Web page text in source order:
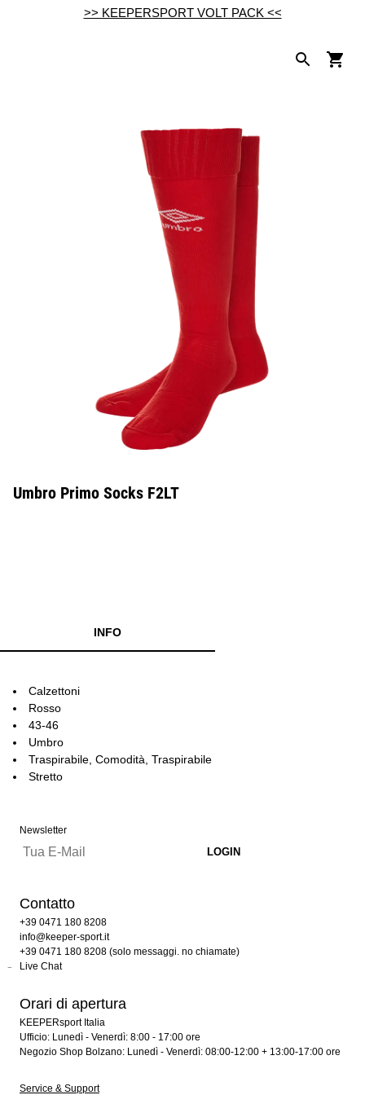
>> KEEPERSPORT VOLT PACK <<
Umbro Primo Socks F2LT
INFO
Calzettoni
Rosso
43-46
Umbro
Traspirabile, Comodità, Traspirabile
Stretto
Newsletter
Contatto
+39 0471 180 8208
info@keeper-sport.it
+39 0471 180 8208 (solo messaggi. no chiamate)
Live Chat
Orari di apertura
KEEPERsport Italia
Ufficio: Lunedì - Venerdì: 8:00 - 17:00 ore
Negozio Shop Bolzano: Lunedì - Venerdì: 08:00-12:00 + 13:00-17:00 ore
Service & Support